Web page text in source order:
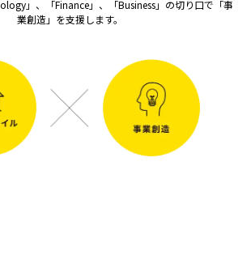
」、「Finance」、「Business」の切り口で「事
業創造」を支援します。